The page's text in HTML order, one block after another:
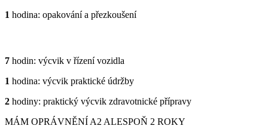
1 hodina: opakování a přezkoušení
7 hodin: výcvik v řízení vozidla
1 hodina: výcvik praktické údržby
2 hodiny: praktický výcvik zdravotnické přípravy
MÁM OPRÁVNĚNÍ A2 ALESPOŇ 2 ROKY